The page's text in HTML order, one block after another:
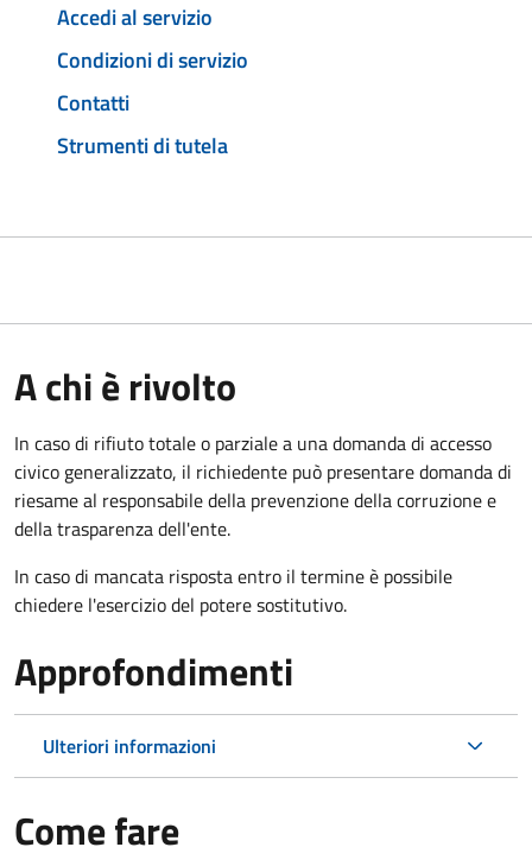
Accedi al servizio
Condizioni di servizio
Contatti
Strumenti di tutela
A chi è rivolto
In caso di rifiuto totale o parziale a una domanda di accesso
civico generalizzato, il richiedente può presentare domanda di
riesame al responsabile della prevenzione della corruzione e
della trasparenza dell'ente.
In caso di mancata risposta entro il termine è possibile
chiedere l'esercizio del potere sostitutivo.
Approfondimenti
Ulteriori informazioni
Come fare